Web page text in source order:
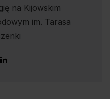
na Kijowskim
im. Tarasa